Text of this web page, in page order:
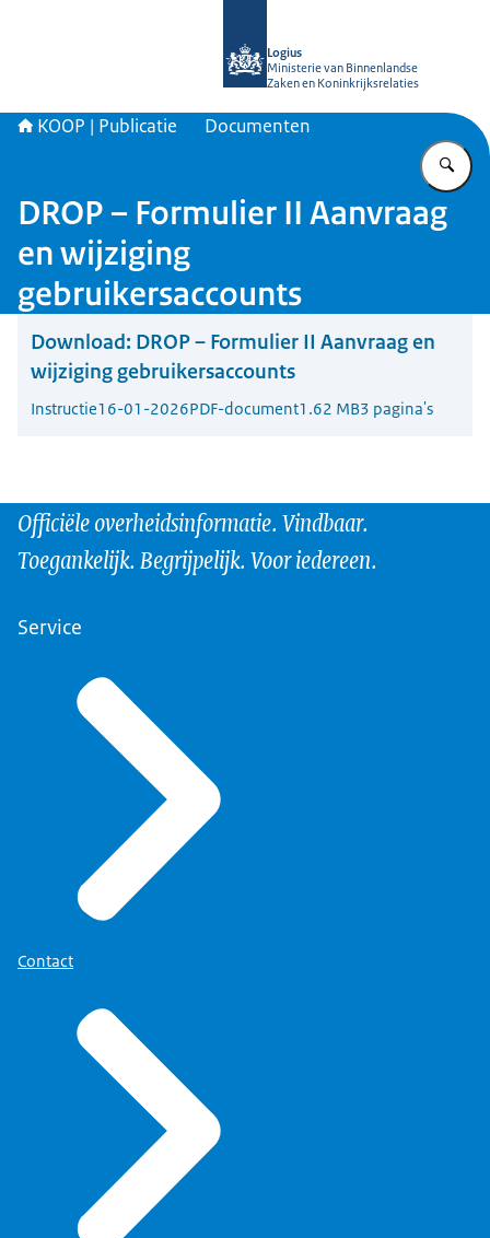
Logius
Ministerie van Binnenlandse
Zaken en Koninkrijksrelaties
KOOP | Publicatie Documenten
DROP – Formulier II Aanvraag
en wijziging
gebruikersaccounts
Download: DROP – Formulier II Aanvraag en
wijziging gebruikersaccounts
Instructie16-01-2026PDF-document1.62 MB3 pagina's
Officiële overheidsinformatie. Vindbaar.
Toegankelijk. Begrijpelijk. Voor iedereen.
Service
Contact